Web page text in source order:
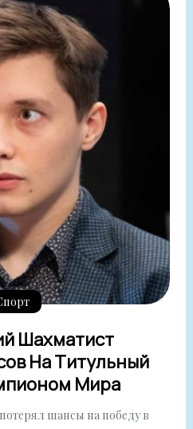
Шахматист
На Титульный
Мира
шансы на победу в